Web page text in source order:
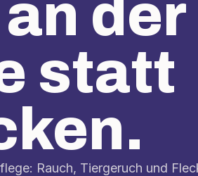
der
statt
Rauch, Tiergeruch und